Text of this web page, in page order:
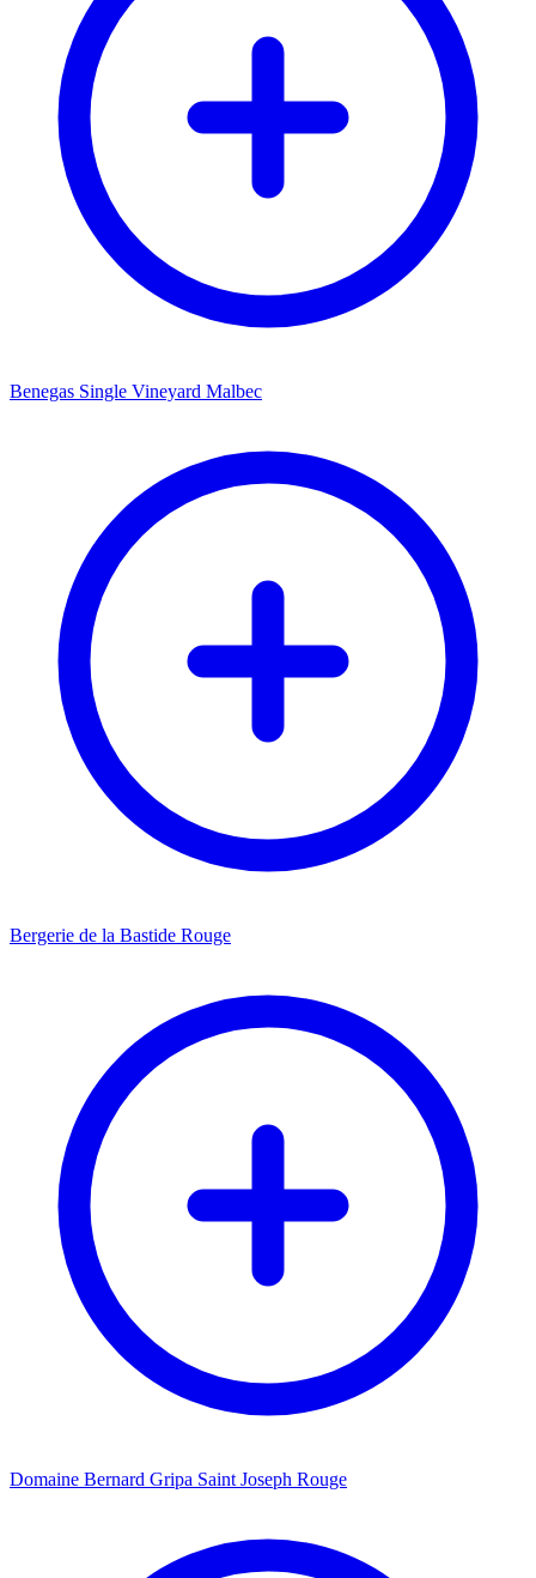
Benegas Single Vineyard Malbec
Bergerie de la Bastide Rouge
Domaine Bernard Gripa Saint Joseph Rouge